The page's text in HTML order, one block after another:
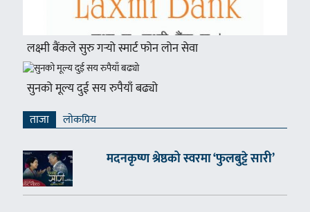
लक्ष्मी बैंकले सुरु गर्‍यो स्मार्ट फोन लोन सेवा
सुनको मूल्य दुई सय रुपैयाँ बढ्यो
ताजा लाेकप्रिय
मदनकृष्ण श्रेष्ठको स्वरमा ‘फुलबुट्टे सारी’